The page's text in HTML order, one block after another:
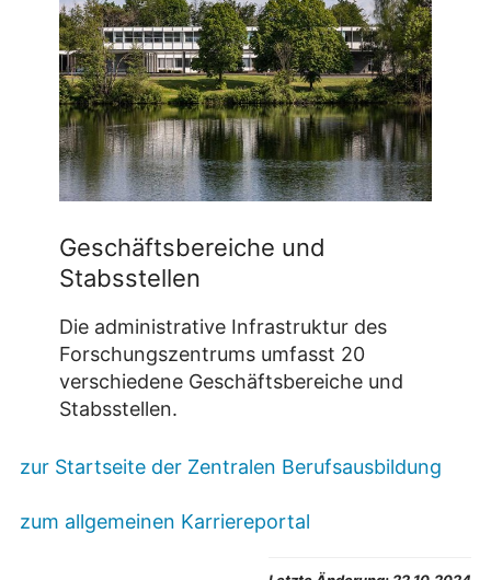
Geschäftsbereiche und
Stabsstellen
Die administrative Infrastruktur des
Forschungszentrums umfasst 20
verschiedene Geschäftsbereiche und
Stabsstellen.
zur Startseite der Zentralen Berufsausbildung
zum allgemeinen Karriereportal